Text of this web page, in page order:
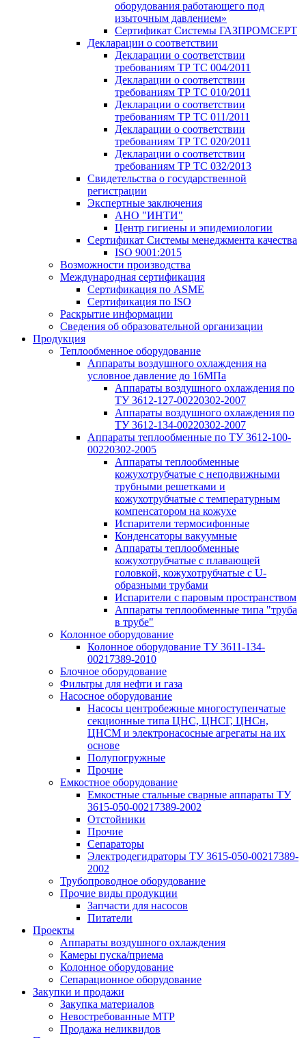
оборудования работающего под
изыточным давлением»
Сертификат Системы ГАЗПРОМСЕРТ
Декларации о соответствии
Декларации о соответствии
требованиям ТР ТС 004/2011
Декларации о соответствии
требованиям ТР ТС 010/2011
Декларации о соответствии
требованиям ТР ТС 011/2011
Декларации о соответствии
требованиям ТР ТС 020/2011
Декларации о соответствии
требованиям ТР ТС 032/2013
Свидетельства о государственной
регистрации
Экспертные заключения
АНО "ИНТИ"
Центр гигиены и эпидемиологии
Сертификат Системы менеджмента качества
ISO 9001:2015
Возможности производства
Международная сертификация
Сертификация по ASME
Сертификация по ISO
Раскрытие информации
Сведения об образовательной организации
Продукция
Теплообменное оборудование
Аппараты воздушного охлаждения на
условное давление до 16МПа
Аппараты воздушного охлаждения по
ТУ 3612-127-00220302-2007
Аппараты воздушного охлаждения по
ТУ 3612-134-00220302-2007
Аппараты теплообменные по ТУ 3612-100-
00220302-2005
Аппараты теплообменные
кожухотрубчатые с неподвижными
трубными решетками и
кожухотрубчатые с температурным
компенсатором на кожухе
Испарители термосифонные
Конденсаторы вакуумные
Аппараты теплообменные
кожухотрубчатые с плавающей
головкой, кожухотрубчатые с U-
образными трубами
Испарители с паровым пространством
Аппараты теплообменные типа "труба
в трубе"
Колонное оборудование
Колонное оборудование ТУ 3611-134-
00217389-2010
Блочное оборудование
Фильтры для нефти и газа
Насосное оборудование
Насосы центробежные многоступенчатые
секционные типа ЦНС, ЦНСГ, ЦНСн,
ЦНСМ и электронасосные агрегаты на их
основе
Полупогружные
Прочие
Емкостное оборудование
Емкостные стальные сварные аппараты ТУ
3615-050-00217389-2002
Отстойники
Прочие
Сепараторы
Электродегидраторы ТУ 3615-050-00217389-
2002
Трубопроводное оборудование
Прочие виды продукции
Запчасти для насосов
Питатели
Проекты
Аппараты воздушного охлаждения
Камеры пуска/приема
Колонное оборудование
Сепарационное оборудование
Закупки и продажи
Закупка материалов
Невостребованные МТР
Продажа неликвидов